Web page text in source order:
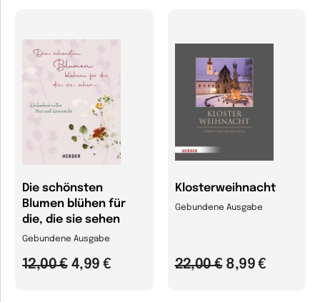
Die schönsten
Blumen blühen für
die, die sie sehen
Gebundene Ausgabe
12,00 € 4,99 €
Klosterweihnacht
Gebundene Ausgabe
22,00 € 8,99 €